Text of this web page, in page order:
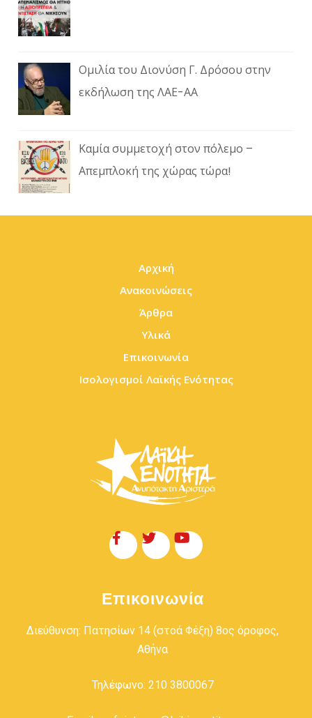
Ομιλία του Διονύση Γ. Δρόσου στην
εκδήλωση της ΛΑΕ-ΑΑ
Καμία συμμετοχή στον πόλεμο –
Απεμπλοκή της χώρας τώρα!
Αρχική
Ανακοινώσεις
Άρθρα
Υλικά
Επικοινωνία
Ισολογισμοί Λαϊκής Ενότητας
Επικοινωνία
Διεύθυνση: Πατησίων 14 (στοά Φέξη) 8ος όροφος,
Αθήνα
Τηλέφωνο: 210 3800067